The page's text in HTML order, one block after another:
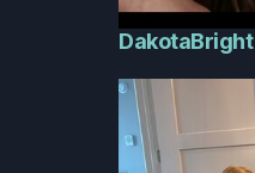
DakotaBright